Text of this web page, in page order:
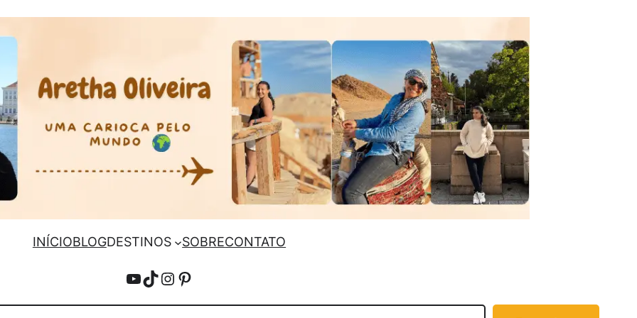
INÍCIOBLOGDESTINOS SOBRECONTATO
YouTube
TikTok
Instagram
Pinterest